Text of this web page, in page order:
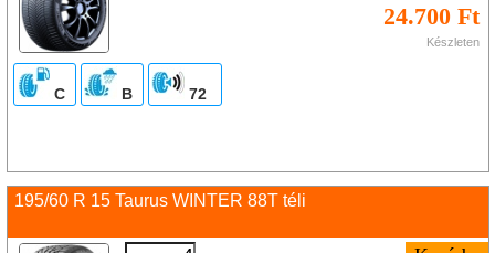
24.700 Ft
Készleten
C B 72
195/60 R 15 Taurus WINTER 88T téli